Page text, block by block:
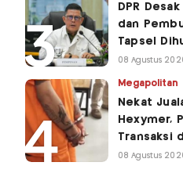
DPR
dan
Tapsel
08 Agustus
Megapolitan
Nekat
Hexymer,
Transaksi
08 Agustus